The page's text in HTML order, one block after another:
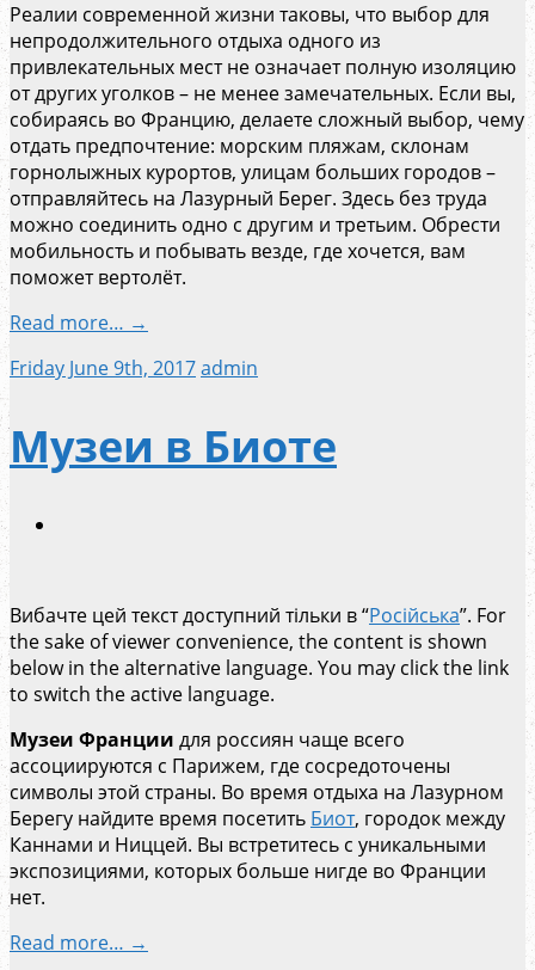
Реалии современной жизни таковы, что выбор для
непродолжительного отдыха одного из
привлекательных мест не означает полную изоляцию
от других уголков – не менее замечательных. Если вы,
собираясь во Францию, делаете сложный выбор, чему
отдать предпочтение: морским пляжам, склонам
горнолыжных курортов, улицам больших городов –
отправляйтесь на Лазурный Берег. Здесь без труда
можно соединить одно с другим и третьим. Обрести
мобильность и побывать везде, где хочется, вам
поможет вертолёт.
Read more… →
Friday June 9th, 2017admin
Музеи в Биоте
Вибачте цей текст доступний тільки в “Російська”. For
the sake of viewer convenience, the content is shown
below in the alternative language. You may click the link
to switch the active language.
Музеи Франции для россиян чаще всего
ассоциируются с Парижем, где сосредоточены
символы этой страны. Во время отдыха на Лазурном
Берегу найдите время посетить Биот, городок между
Каннами и Ниццей. Вы встретитесь с уникальными
экспозициями, которых больше нигде во Франции
нет.
Read more… →